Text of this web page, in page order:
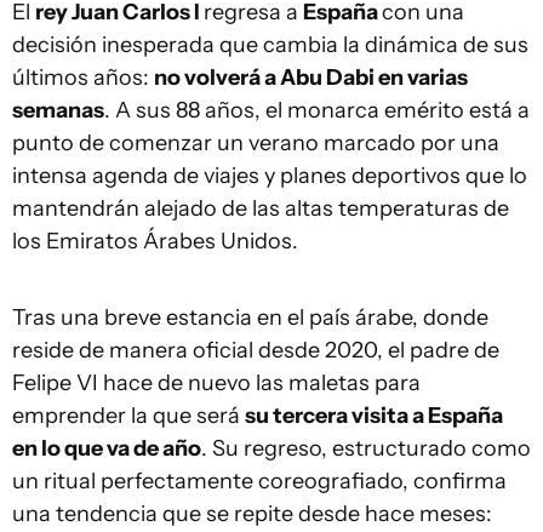
El rey Juan Carlos I regresa a Españacon una
decisión inesperada que cambia la dinámica de sus
últimos años: no volverá a Abu Dabi en varias
semanas. A sus 88 años, el monarca emérito está a
punto de comenzar un verano marcado por una
intensa agenda de viajes y planes deportivos que lo
mantendrán alejado de las altas temperaturas de
los Emiratos Árabes Unidos.
Tras una breve estancia en el país árabe, donde
reside de manera oficial desde 2020, el padre de
Felipe VI hace de nuevo las maletas para
emprender la que será su tercera visita a España
en lo que va de año. Su regreso, estructurado como
un ritual perfectamente coreografiado, confirma
una tendencia que se repite desde hace meses: